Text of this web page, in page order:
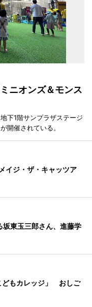
ニオンズ＆モンス
下1階サンプラザステージ
開催されている。
イジ・ザ・キャッツア
東玉三郎さん、進藤学
どもカレッジ」 おしご